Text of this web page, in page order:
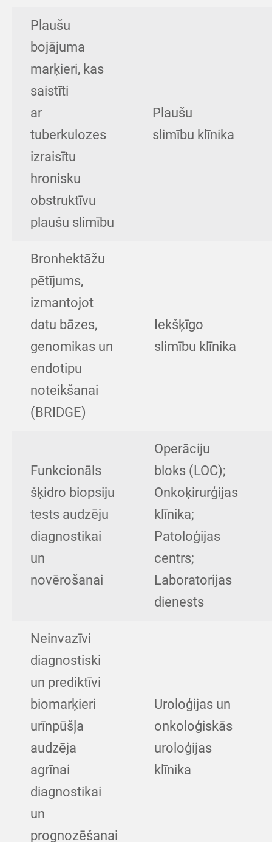
Plaušu
bojājuma
marķieri, kas
saistīti
ar
tuberkulozes
izraisītu
hronisku
obstruktīvu
plaušu slimību
Plaušu
slimību klīnika
Bronhektāžu
pētījums,
izmantojot
datu bāzes,
genomikas un
endotipu
noteikšanai
(BRIDGE)
Iekšķīgo
slimību klīnika
Funkcionāls
šķidro biopsiju
tests audzēju
diagnostikai
un
novērošanai
Operāciju
bloks (LOC);
Onkoķirurģijas
klīnika;
Patoloģijas
centrs;
Laboratorijas
dienests
Neinvazīvi
diagnostiski
un prediktīvi
biomarķieri
urīnpūšļa
audzēja
agrīnai
diagnostikai
un
prognozēšanai
Uroloģijas un
onkoloģiskās
uroloģijas
klīnika